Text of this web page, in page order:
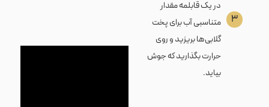
۳
در یک قابلمه مقدار
متناسبی آب برای پخت
گلابی‌ها بریزید و روی
حرارت بگذارید که جوش
بیاید.